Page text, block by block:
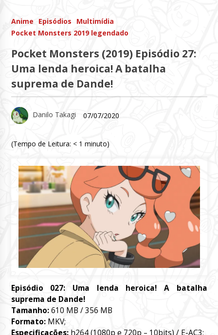
Anime Episódios
Multimídia
Pocket Monsters 2019 legendado
Pocket Monsters (2019) Episódio 27:
Uma lenda heroica! A batalha
suprema de Dande!
Danilo Takagi 07/07/2020
(Tempo de Leitura: < 1 minuto)
Episódio 027: Uma lenda heroica! A batalha
suprema de Dande!
Tamanho:610 MB / 356 MB
Formato: MKV;
Especificações: h264 (1080p e 720p – 10bits) / E-AC3;